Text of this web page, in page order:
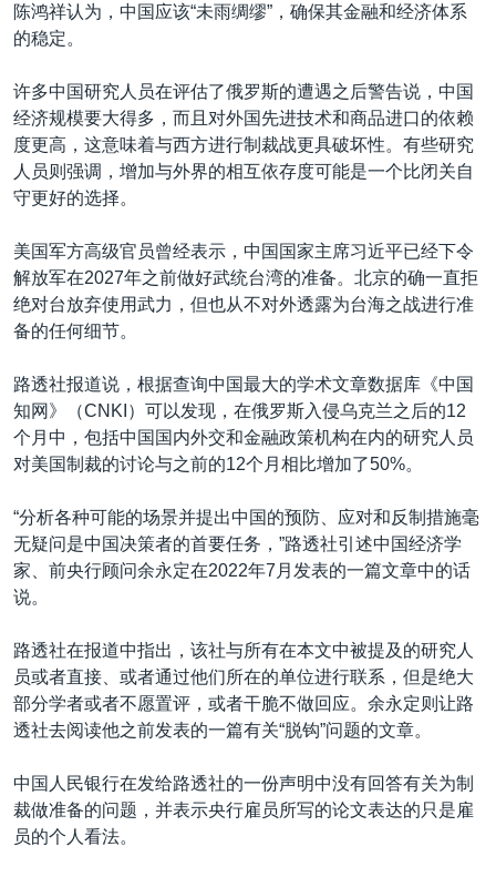
陈鸿祥认为，中国应该“未雨绸缪”，确保其金融和经济体系
的稳定。
许多中国研究人员在评估了俄罗斯的遭遇之后警告说，中国
经济规模要大得多，而且对外国先进技术和商品进口的依赖
度更高，这意味着与西方进行制裁战更具破坏性。有些研究
人员则强调，增加与外界的相互依存度可能是一个比闭关自
守更好的选择。
美国军方高级官员曾经表示，中国国家主席习近平已经下令
解放军在2027年之前做好武统台湾的准备。北京的确一直拒
绝对台放弃使用武力，但也从不对外透露为台海之战进行准
备的任何细节。
路透社报道说，根据查询中国最大的学术文章数据库《中国
知网》（CNKI）可以发现，在俄罗斯入侵乌克兰之后的12
个月中，包括中国国内外交和金融政策机构在内的研究人员
对美国制裁的讨论与之前的12个月相比增加了50%。
“分析各种可能的场景并提出中国的预防、应对和反制措施毫
无疑问是中国决策者的首要任务，”路透社引述中国经济学
家、前央行顾问余永定在2022年7月发表的一篇文章中的话
说。
路透社在报道中指出，该社与所有在本文中被提及的研究人
员或者直接、或者通过他们所在的单位进行联系，但是绝大
部分学者或者不愿置评，或者干脆不做回应。余永定则让路
透社去阅读他之前发表的一篇有关“脱钩”问题的文章。
中国人民银行在发给路透社的一份声明中没有回答有关为制
裁做准备的问题，并表示央行雇员所写的论文表达的只是雇
员的个人看法。